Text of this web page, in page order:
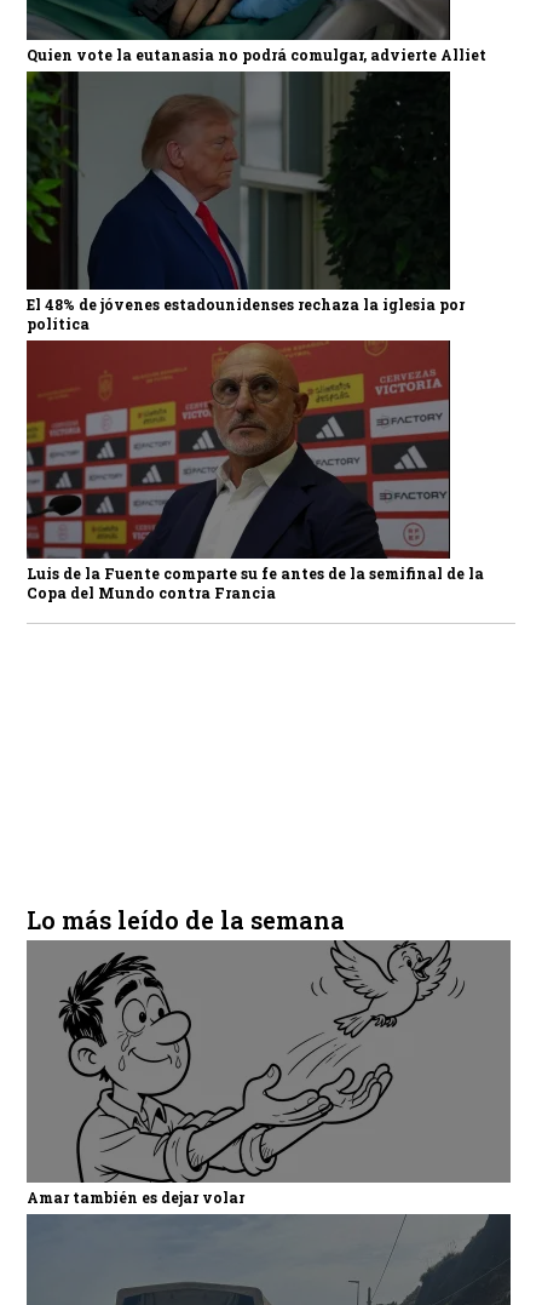
Quien vote la eutanasia no podrá comulgar, advierte Alliet
El 48% de jóvenes estadounidenses rechaza la iglesia por
política
Luis de la Fuente comparte su fe antes de la semifinal de la
Copa del Mundo contra Francia
Lo más leído de la semana
Amar también es dejar volar